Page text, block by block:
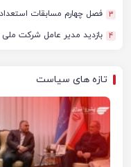
3 فصل چهارم مسابقات
4 بازدید مدیر عامل شرکت
تازه های سیاست